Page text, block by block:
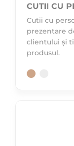
CUTII CU
Cutii cu
prezentare
clientului și
produsul.